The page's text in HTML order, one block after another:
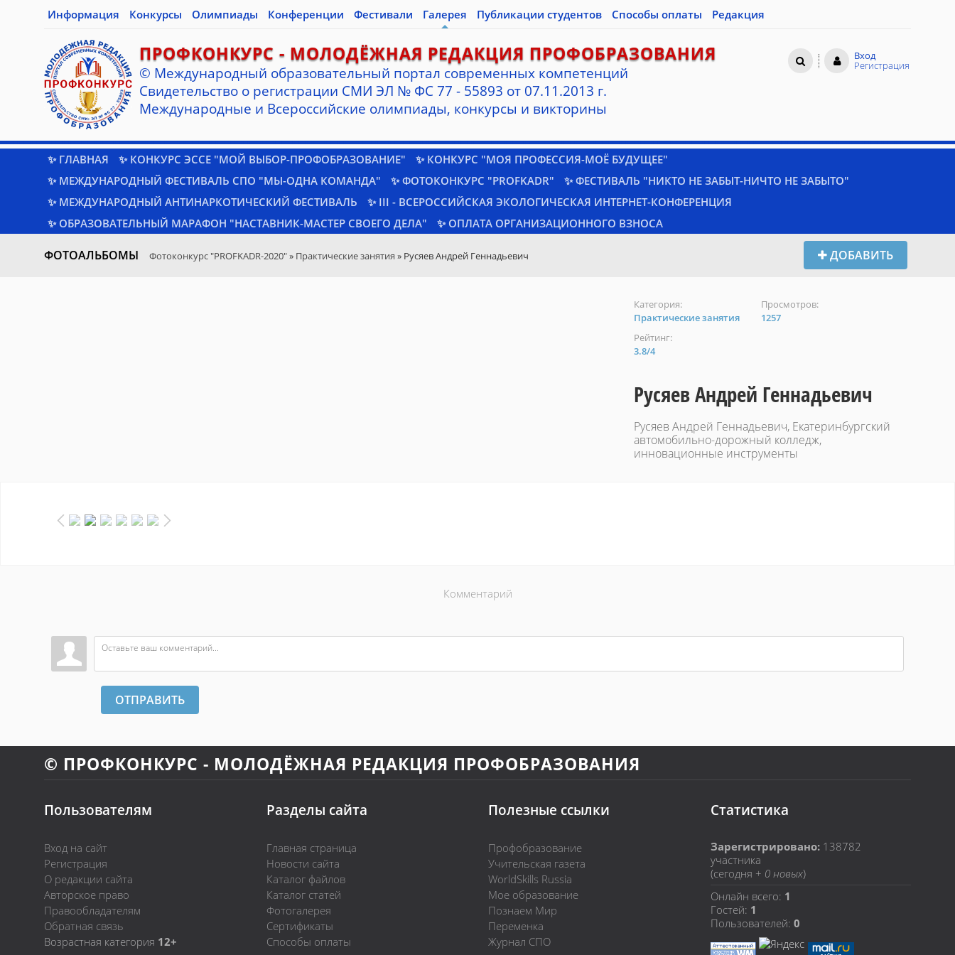
Информация Конкурсы Олимпиады Конференции Фестивали Галерея Публикации студентов Способы оплаты Редакция
ПРОФКОНКУРС - МОЛОДЁЖНАЯ РЕДАКЦИЯ ПРОФОБРАЗОВАНИЯ
© Международный образовательный портал современных компетенций
Cвидетельство о регистрации СМИ ЭЛ № ФС 77 - 55893 от 07.11.2013 г.
Международные и Всероссийские олимпиады, конкурсы и викторины
Вход
Регистрация
✨ ГЛАВНАЯ ✨ КОНКУРС ЭССЕ "МОЙ ВЫБОР-ПРОФОБРАЗОВАНИЕ"
✨ КОНКУРС "МОЯ ПРОФЕССИЯ-МОЁ БУДУЩЕЕ"
✨ МЕЖДУНАРОДНЫЙ ФЕСТИВАЛЬ СПО "МЫ-ОДНА КОМАНДА"
✨ ФОТОКОНКУРС "PROFKADR"
✨ ФЕСТИВАЛЬ "НИКТО НЕ ЗАБЫТ-НИЧТО НЕ ЗАБЫТО"
✨ МЕЖДУНАРОДНЫЙ АНТИНАРКОТИЧЕСКИЙ ФЕСТИВАЛЬ
✨ III - ВСЕРОССИЙСКАЯ ЭКОЛОГИЧЕСКАЯ ИНТЕРНЕТ-КОНФЕРЕНЦИЯ
✨ ОБРАЗОВАТЕЛЬНЫЙ МАРАФОН "НАСТАВНИК-МАСТЕР СВОЕГО ДЕЛА"
✨ ОПЛАТА ОРГАНИЗАЦИОННОГО ВЗНОСА
ФОТОАЛЬБОМЫ Фотоконкурс "PROFKADR-2020"» Практические занятия » Русяев Андрей Геннадьевич ДОБАВИТЬ
Категория:
Практические занятия
Просмотров:
1257
Рейтинг:
3.8/4
Русяев Андрей Геннадьевич
Русяев Андрей Геннадьевич, Екатеринбургский
автомобильно-дорожный колледж,
инновационные инструменты
Комментарий
ОТПРАВИТЬ
© ПРОФКОНКУРС - МОЛОДЁЖНАЯ РЕДАКЦИЯ ПРОФОБРАЗОВАНИЯ
Пользователям
Вход на сайт
Регистрация
О редакции сайта
Авторское право
Правообладателям
Обратная связь
Возрастная категория 12+
Разделы сайта
Главная страница
Новости сайта
Каталог файлов
Каталог статей
Фотогалерея
Сертификаты
Способы оплаты
Полезные ссылки
Профобразование
Учительская газета
WorldSkills Russia
Мое образование
Познаем Мир
Переменка
Журнал СПО
Статистика
Зарегистрировано: 138782
участника
(сегодня + 0 новых)
Онлайн всего: 1
Гостей: 1
Пользователей: 0